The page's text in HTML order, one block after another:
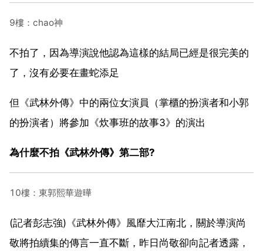
9樓：chao神
不拍了，因為導演說他認為這樣的結局已經是很完美的
了，沒有必要在畫蛇添足
但《武林外傳》中的兩位女演員（掌櫃的扮演者和小郭
的扮演者）將參加《炊事班的故事3》的演出
為什麼不拍《武林外傳》第二部?
10樓：東郭熙華遊曄
(記者彭志強)《武林外傳》風靡大江南北，關於導演尚
敬將拍續集的傳言一直不斷，昨日尚敬卻向記者透露，